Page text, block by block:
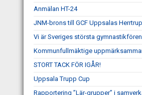
Anmälan HT-24
JNM-brons till GCF Uppsalas
Vi är Sveriges största
Kommunfullmäktige
STORT TACK FÖR IGÅR!
Uppsala Trupp Cup
Rapportering ”Lär-grupper” i